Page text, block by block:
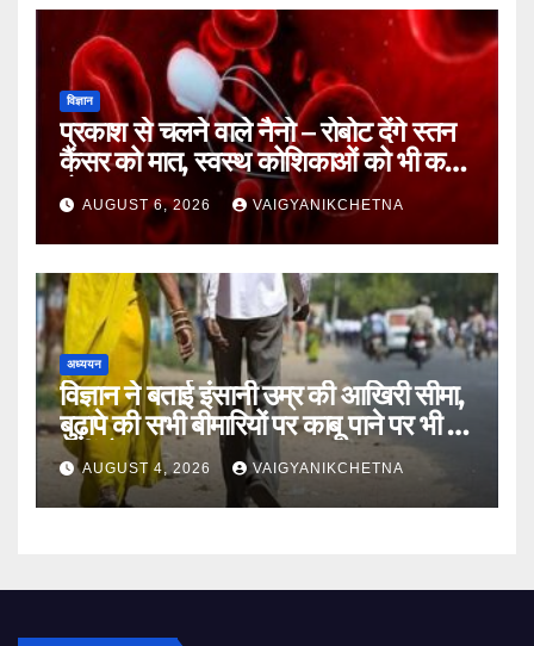
विज्ञान
प्रकाश से चलने वाले नैनो – रोबोट देंगे स्तन
कैंसर को मात, स्वस्थ कोशिकाओं को भी कम
होगा नुकसान
AUGUST 6, 2026 VAIGYANIKCHETNA
अध्ययन
विज्ञान ने बताई इंसानी उम्र की आखिरी सीमा,
बुढ़ापे की सभी बीमारियों पर काबू पाने पर भी वह
नहीं होगा ‘अमर’
AUGUST 4, 2026 VAIGYANIKCHETNA